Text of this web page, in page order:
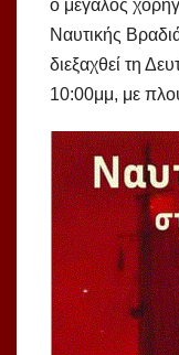
ο μεγάλος
Ναυτικής
διεξαχθεί τη
10:00μμ, με